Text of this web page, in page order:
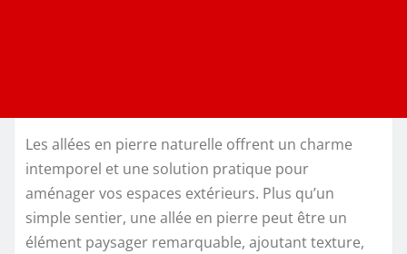
Les allées en pierre naturelle offrent un charme
intemporel et une solution pratique pour
aménager vos espaces extérieurs. Plus qu’un
simple sentier, une allée en pierre peut être un
élément paysager remarquable, ajoutant texture,